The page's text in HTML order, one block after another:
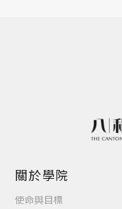
關於學院
使命與目標